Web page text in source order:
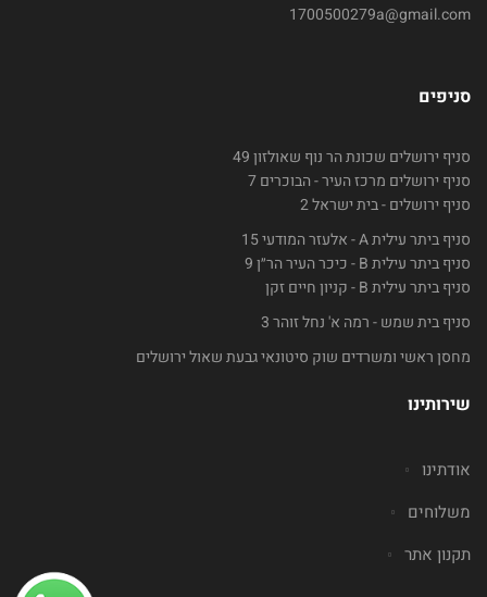
1700500279a@gmail.com
סניפים
סניף ירושלים שכונת הר נוף שאולזון 49
סניף ירושלים מרכז העיר - הבוכרים 7
סניף ירושלים - בית ישראל 2
סניף ביתר עילית A - אלעזר המודעי 15
סניף ביתר עילית B - כיכר העיר הר״ן 9
סניף ביתר עילית B - קניון חיים זקן
סניף בית שמש - רמה א' נחל זוהר 3
מחסן ראשי ומשרדים שוק סיטונאי גבעת שאול ירושלים
שירותינו
אודתינו
משלוחים
תקנון אתר